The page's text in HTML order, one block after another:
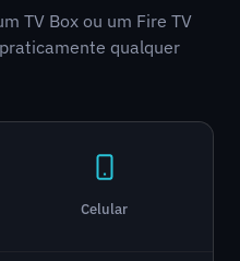
TV Box ou um Fire TV
qualquer
Celular